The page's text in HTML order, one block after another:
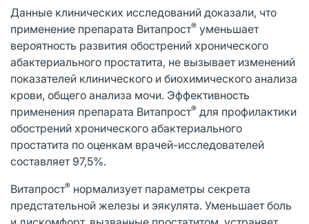
Данные клинических исследований доказали, что
применение препарата Витапрост® уменьшает
вероятность развития обострений хронического
абактериального простатита, не вызывает изменений
показателей клинического и биохимического анализа
крови, общего анализа мочи. Эффективность
применения препарата Витапрост® для профилактики
обострений хронического абактериального
простатита по оценкам врачей-исследователей
составляет 97,5%.
Витапрост® нормализует параметры секрета
предстательной железы и эякулята. Уменьшает боль